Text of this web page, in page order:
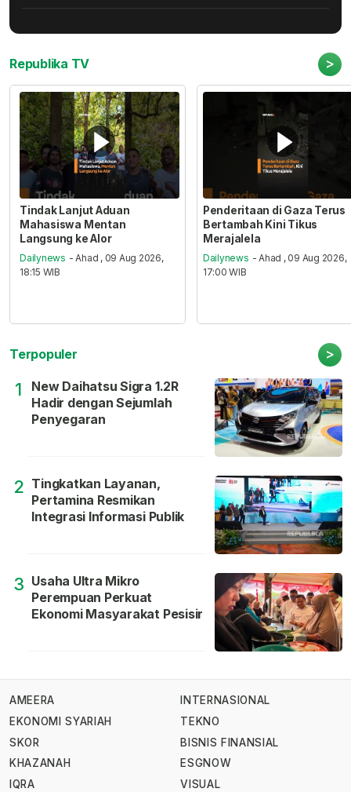
Republika TV >
Tindak Lanjut Aduan
Mahasiswa Mentan
Langsung ke Alor
Dailynews - Ahad , 09 Aug 2026,
18:15 WIB
Penderitaan di Gaza Terus
Bertambah Kini Tikus
Merajalela
Dailynews - Ahad , 09 Aug 2026,
17:00 WIB
Terpopuler >
1
New Daihatsu Sigra 1.2R
Hadir dengan Sejumlah
Penyegaran
2 Tingkatkan Layanan,
Pertamina Resmikan
Integrasi Informasi Publik
3 Usaha Ultra Mikro
Perempuan Perkuat
Ekonomi Masyarakat Pesisir
AMEERA
EKONOMI SYARIAH
SKOR
KHAZANAH
IQRA
INTERNASIONAL
TEKNO
BISNIS FINANSIAL
ESGNOW
VISUAL